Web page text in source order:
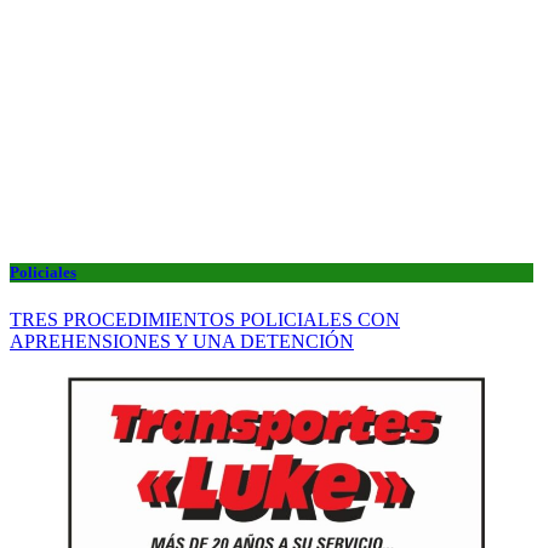
Policiales
TRES PROCEDIMIENTOS POLICIALES CON
APREHENSIONES Y UNA DETENCIÓN